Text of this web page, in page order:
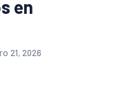
en
21, 2026